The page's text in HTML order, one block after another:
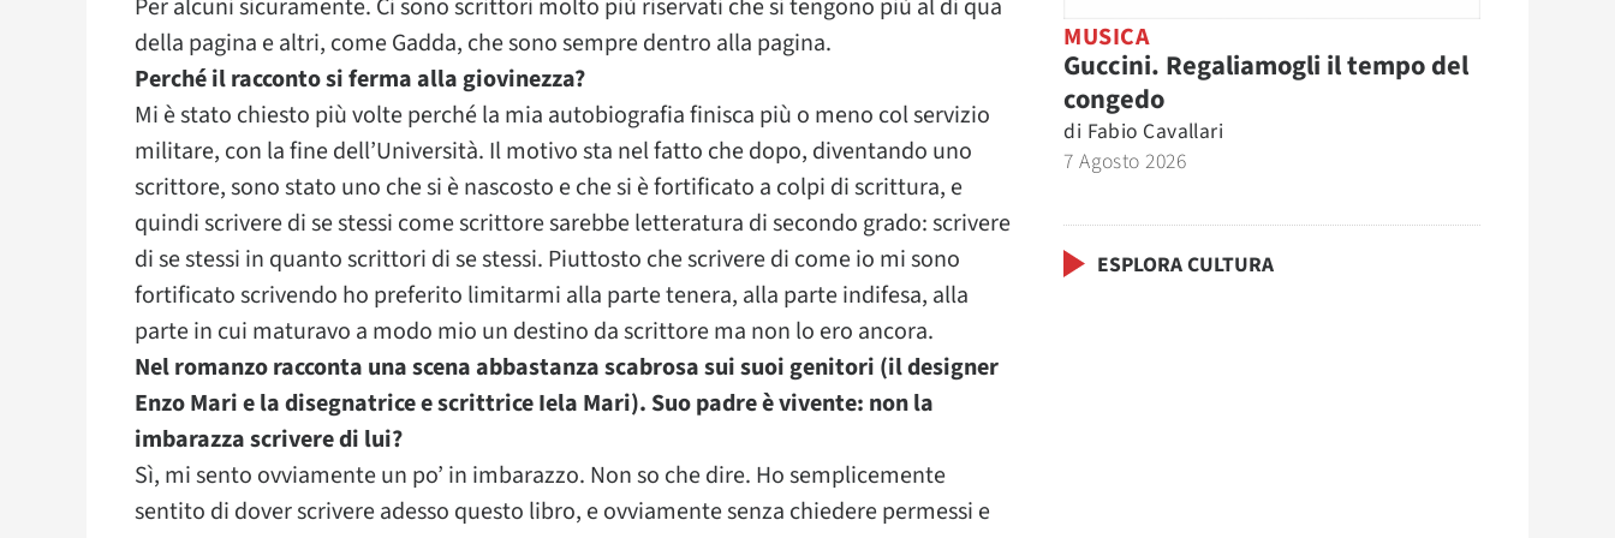
Per alcuni sicuramente. Ci sono scrittori molto più riservati che si tengono più al di qua
della pagina e altri, come Gadda, che sono sempre dentro alla pagina.
Perché il racconto si ferma alla giovinezza?
Mi è stato chiesto più volte perché la mia autobiografia finisca più o meno col servizio
militare, con la fine dell’Università. Il motivo sta nel fatto che dopo, diventando uno
scrittore, sono stato uno che si è nascosto e che si è fortificato a colpi di scrittura, e
quindi scrivere di se stessi come scrittore sarebbe letteratura di secondo grado: scrivere
di se stessi in quanto scrittori di se stessi. Piuttosto che scrivere di come io mi sono
fortificato scrivendo ho preferito limitarmi alla parte tenera, alla parte indifesa, alla
parte in cui maturavo a modo mio un destino da scrittore ma non lo ero ancora.
Nel romanzo racconta una scena abbastanza scabrosa sui suoi genitori (il designer
Enzo Mari e la disegnatrice e scrittrice Iela Mari). Suo padre è vivente: non la
imbarazza scrivere di lui?
Sì, mi sento ovviamente un po’ in imbarazzo. Non so che dire. Ho semplicemente
sentito di dover scrivere adesso questo libro, e ovviamente senza chiedere permessi e
MUSICA
Guccini. Regaliamogli il tempo del
congedo
di Fabio Cavallari
7 Agosto 2026
ESPLORA CULTURA